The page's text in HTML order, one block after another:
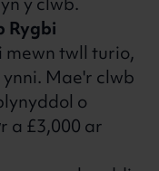
Rygbi
mewn twll turio,
Mae'r clwb
o
a £3,000 ar